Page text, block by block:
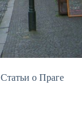
Статьи о Праге